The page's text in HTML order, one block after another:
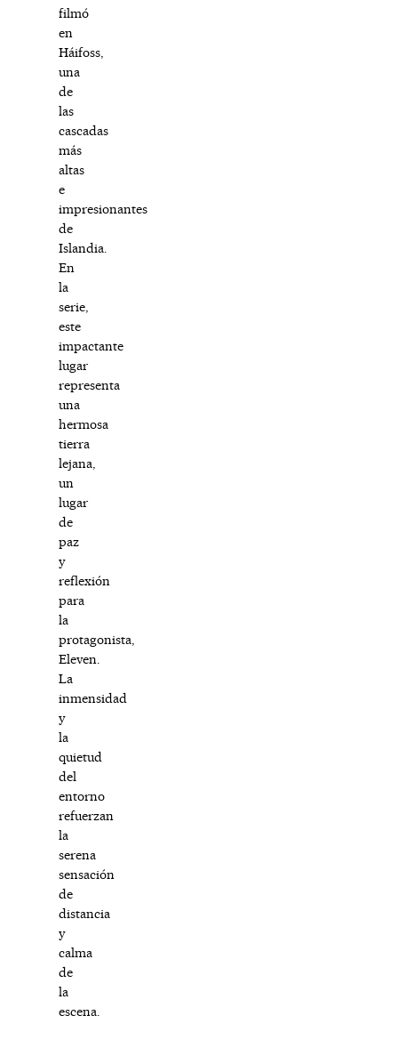
filmó
en
Háifoss,
una
de
las
cascadas
más
altas
e
impresionantes
de
Islandia.
En
la
serie,
este
impactante
lugar
representa
una
hermosa
tierra
lejana,
un
lugar
de
paz
y
reflexión
para
la
protagonista,
Eleven.
La
inmensidad
y
la
quietud
del
entorno
refuerzan
la
serena
sensación
de
distancia
y
calma
de
la
escena.